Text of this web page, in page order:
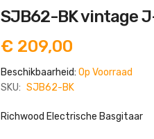
SJB62-BK vintage
€ 209,00
Beschikbaarheid: Op Voorraad
SKU: SJB62-BK
Richwood Electrische Basgitaar